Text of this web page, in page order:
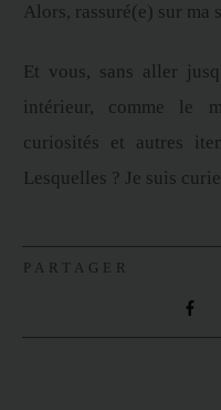
Alors, rassuré(e) sur ma
Et vous, sans aller
intérieur, comme le
curiosités et autres
Lesquelles ? Je suis
PARTAGER